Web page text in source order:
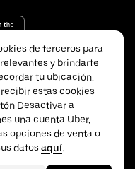
de terceros para
y brindarte
tu ubicación.
estas cookies
Desactivar a
una cuenta Uber,
opciones de venta o
datos aquí.